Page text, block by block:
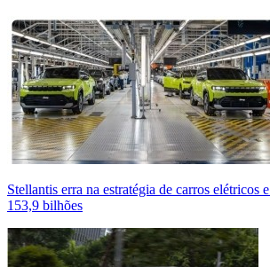
Stellantis erra na estratégia de carros elétricos
153,9 bilhões